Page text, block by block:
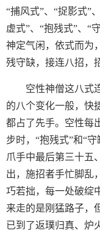
“捕风式”、“捉影式”
虚式”、“抱残式”、“
神定气闲，依式而为
残守缺，接连八招，
空性神僧这八式
的八个变化一般，快
都占了先手。空性每
步时，“抱残式”和“
爪手中最后第三十五
出，施招者手忙脚乱
巧若拙，每一处破绽
来走的是刚猛路子，
已到了返璞归真、炉